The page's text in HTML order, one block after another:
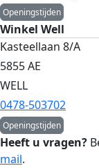
Openingstijden
Winkel Well
Kasteellaan 8/A
5855 AE
WELL
0478-503702
Openingstijden
Heeft u vragen?
mail.